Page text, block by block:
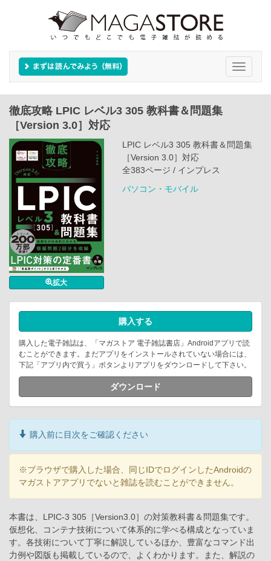
Toggle
徹底攻略 LPIC レベル3 305 教科書＆問題集
［Version 3.0］対応
拡大
LPIC レベル3 305 教科書＆問題集
［Version 3.0］対応
全383ページ / インプレス
パソコン・モバイル
購入する
購入した電子雑誌は、「マガストア 電子雑誌書店」Androidアプリで読
むことができます。まだアプリをインストールされていない場合には、
下記「アプリ内で買う」ボタンよりアプリをダウンロードして下さい。
ダウンロード
購入前に目次をご確認ください
※ブラウザで購入した場合、同じIDでログインしたAndroidの
マガストアアプリでないと雑誌を読むことができません。
本書は、LPIC-3 305［Version3.0］の対策教科書＆問題集です。
仮想化、コンテナ技術について体系的に学べる構成となっていま
す。各技術について丁寧に解説しているほか、豊富なコマンド出
力例や図版も掲載しているので、よくわかります。また、解説の